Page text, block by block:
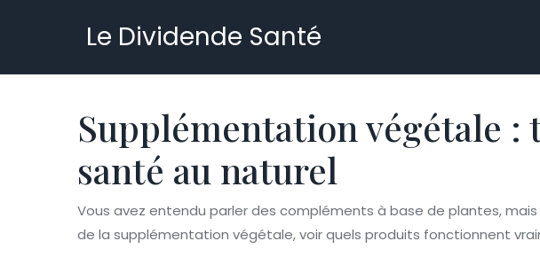
Le Dividende Santé
Supplémentation végétale :
santé au naturel
Vous avez entendu parler des compléments à base de plantes,
de la supplémentation végétale, voir quels produits fonctionnent